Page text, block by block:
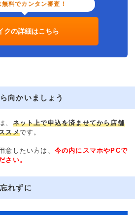
無料でカンタン審査！
クの詳細はこちら
向かいましょう
、 ネット上で申込を済ませてから店舗
スメです。
意したい方は、 今の内にスマホやPCで
さい。
れずに